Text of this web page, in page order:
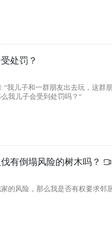
处罚？
“我儿子和一群朋友出去玩，这群
我儿子会受到处罚吗？”
有倒塌风险的树木吗？
的风险，那么我是否有权要求邻